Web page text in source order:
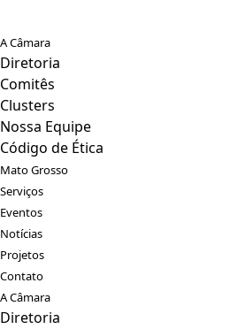
A Câmara
Diretoria
Comitês
Clusters
Nossa Equipe
Código de Ética
Mato Grosso
Serviços
Eventos
Notícias
Projetos
Contato
A Câmara
Diretoria